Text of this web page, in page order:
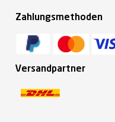
Zahlungsmethoden
Versandpartner